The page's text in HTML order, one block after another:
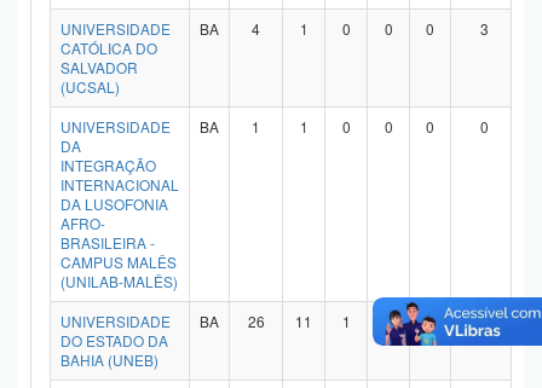
UNIVERSIDADE
CATÓLICA DO
SALVADOR
(UCSAL)
BA 4 1 0 0 0 3
UNIVERSIDADE
DA
INTEGRAÇÃO
INTERNACIONAL
DA LUSOFONIA
AFRO-
BRASILEIRA -
CAMPUS MALÊS
(UNILAB-MALÊS)
BA 1 1 0 0 0 0
UNIVERSIDADE
DO ESTADO DA
BAHIA (UNEB)
BA 26 11 1 6 1 4